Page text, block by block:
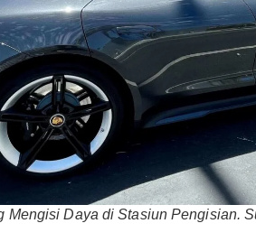
Mengisi Daya di Stasiun Pengisian.